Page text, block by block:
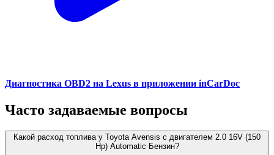
Диагностика OBD2 на Lexus в приложении inCarDoc
Часто задаваемые вопросы
Какой расход топлива у Toyota Avensis с двигателем 2.0 16V (150
Hp) Automatic Бензин?